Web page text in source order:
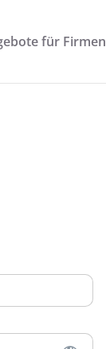
für Firmen